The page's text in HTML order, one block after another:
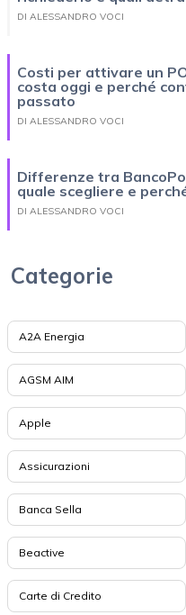
DI ALESSANDRO VOCI
Costi per attivare un
costa oggi e perché
passato
DI ALESSANDRO VOCI
Differenze tra
quale scegliere e
DI ALESSANDRO VOCI
Categorie
A2A Energia
AGSM AIM
Apple
Assicurazioni
Banca Sella
Beactive
Carte di Credito